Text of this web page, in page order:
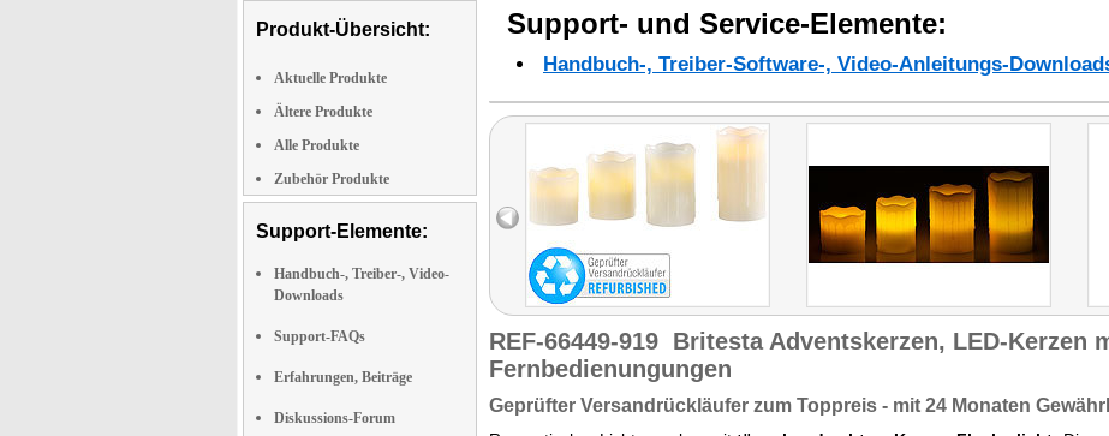
Produkt-Übersicht:
Aktuelle Produkte
Ältere Produkte
Alle Produkte
Zubehör Produkte
Support-Elemente:
Handbuch-, Treiber-, Video-
Downloads
Support-FAQs
Erfahrungen, Beiträge
Diskussions-Forum
Support- und Service-Elemente:
Handbuch-, Treiber-Software-, Video-Anleitungs-
REF-66449-919 Britesta Adventskerzen, LED-Kerzen
Fernbedienungungen
Geprüfter Versandrückläufer zum Toppreis - mit 24 Monaten